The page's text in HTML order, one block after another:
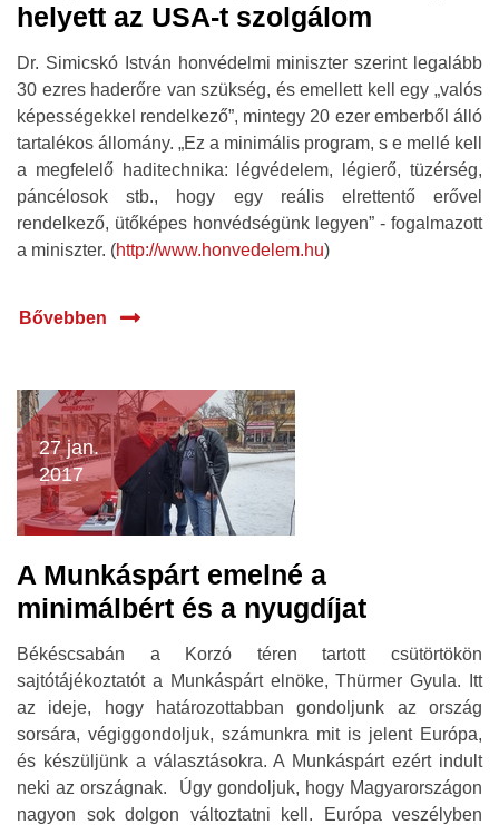
helyett az USA-t szolgálom
Dr. Simicskó István honvédelmi miniszter szerint legalább
30 ezres haderőre van szükség, és emellett kell egy „valós
képességekkel rendelkező”, mintegy 20 ezer emberből álló
tartalékos állomány. „Ez a minimális program, s e mellé kell
a megfelelő haditechnika: légvédelem, légierő, tüzérség,
páncélosok stb., hogy egy reális elrettentő erővel
rendelkező, ütőképes honvédségünk legyen” - fogalmazott
a miniszter. (http://www.honvedelem.hu)
Bővebben
27 jan.
2017
A Munkáspárt emelné a
minimálbért és a nyugdíjat
Békéscsabán a Korzó téren tartott csütörtökön
sajtótájékoztatót a Munkáspárt elnöke, Thürmer Gyula. Itt
az ideje, hogy határozottabban gondoljunk az ország
sorsára, végiggondoljuk, számunkra mit is jelent Európa,
és készüljünk a választásokra. A Munkáspárt ezért indult
neki az országnak. Úgy gondoljuk, hogy Magyarországon
nagyon sok dolgon változtatni kell. Európa veszélyben